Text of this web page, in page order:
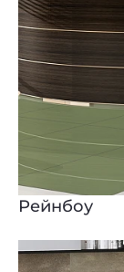
Рейнбоу